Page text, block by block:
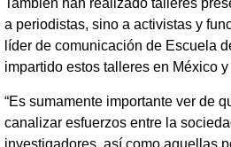
También han realizado talleres
a periodistas, sino a activistas y
líder de comunicación de Escuela
impartido estos talleres en México
“Es sumamente importante ver de
canalizar esfuerzos entre la
investigadores, así como aquellas